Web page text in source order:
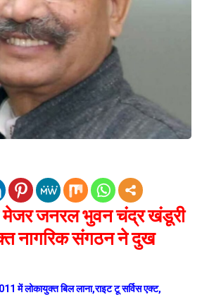
मेजर जनरल भुवन चंद्र खंडूरी
नागरिक संगठन ने दुख
में लोकायुक्त बिल लाना,राइट टू सर्विस एक्ट,